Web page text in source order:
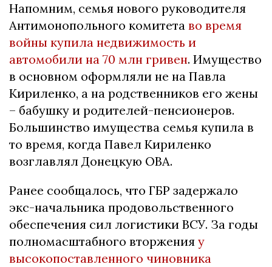
Напомним, семья нового руководителя
Антимонопольного комитета во время
войны купила недвижимость и
автомобили на 70 млн гривен. Имущество
в основном оформляли не на Павла
Кириленко, а на родственников его жены
– бабушку и родителей-пенсионеров.
Большинство имущества семья купила в
то время, когда Павел Кириленко
возглавлял Донецкую ОВА.
Ранее сообщалось, что ГБР задержало
экс-начальника продовольственного
обеспечения сил логистики ВСУ. За годы
полномасштабного вторжения у
высокопоставленного чиновника